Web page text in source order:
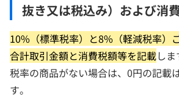
抜き又は税込み）および消
10%（標準税率）と8%（軽減税率）
合計取引金額と消費税額等を記載し
税率の商品がない場合は、0円の記載
す。